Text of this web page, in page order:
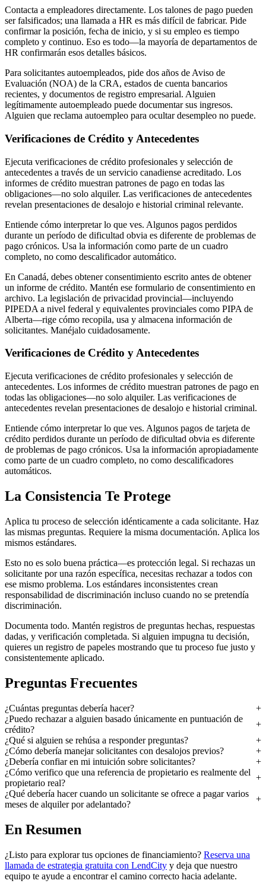
Contacta a empleadores directamente. Los talones de pago pueden
ser falsificados; una llamada a HR es más difícil de fabricar. Pide
confirmar la posición, fecha de inicio, y si su empleo es tiempo
completo y continuo. Eso es todo—la mayoría de departamentos de
HR confirmarán esos detalles básicos.
Para solicitantes autoempleados, pide dos años de Aviso de
Evaluación (NOA) de la CRA, estados de cuenta bancarios
recientes, y documentos de registro empresarial. Alguien
legítimamente autoempleado puede documentar sus ingresos.
Alguien que reclama autoempleo para ocultar desempleo no puede.
Verificaciones de Crédito y Antecedentes
Ejecuta verificaciones de crédito profesionales y selección de
antecedentes a través de un servicio canadiense acreditado. Los
informes de crédito muestran patrones de pago en todas las
obligaciones—no solo alquiler. Las verificaciones de antecedentes
revelan presentaciones de desalojo e historial criminal relevante.
Entiende cómo interpretar lo que ves. Algunos pagos perdidos
durante un período de dificultad obvia es diferente de problemas de
pago crónicos. Usa la información como parte de un cuadro
completo, no como descalificador automático.
En Canadá, debes obtener consentimiento escrito antes de obtener
un informe de crédito. Mantén ese formulario de consentimiento en
archivo. La legislación de privacidad provincial—incluyendo
PIPEDA a nivel federal y equivalentes provinciales como PIPA de
Alberta—rige cómo recopila, usa y almacena información de
solicitantes. Manéjalo cuidadosamente.
Verificaciones de Crédito y Antecedentes
Ejecuta verificaciones de crédito profesionales y selección de
antecedentes. Los informes de crédito muestran patrones de pago en
todas las obligaciones—no solo alquiler. Las verificaciones de
antecedentes revelan presentaciones de desalojo e historial criminal.
Entiende cómo interpretar lo que ves. Algunos pagos de tarjeta de
crédito perdidos durante un período de dificultad obvia es diferente
de problemas de pago crónicos. Usa la información apropiadamente
como parte de un cuadro completo, no como descalificadores
automáticos.
La Consistencia Te Protege
Aplica tu proceso de selección idénticamente a cada solicitante. Haz
las mismas preguntas. Requiere la misma documentación. Aplica los
mismos estándares.
Esto no es solo buena práctica—es protección legal. Si rechazas un
solicitante por una razón específica, necesitas rechazar a todos con
ese mismo problema. Los estándares inconsistentes crean
responsabilidad de discriminación incluso cuando no se pretendía
discriminación.
Documenta todo. Mantén registros de preguntas hechas, respuestas
dadas, y verificación completada. Si alguien impugna tu decisión,
quieres un registro de papeles mostrando que tu proceso fue justo y
consistentemente aplicado.
Preguntas Frecuentes
¿Cuántas preguntas debería hacer?
¿Puedo rechazar a alguien basado únicamente en puntuación de
crédito?
¿Qué si alguien se rehúsa a responder preguntas?
¿Cómo debería manejar solicitantes con desalojos previos?
¿Debería confiar en mi intuición sobre solicitantes?
¿Cómo verifico que una referencia de propietario es realmente del
propietario real?
¿Qué debería hacer cuando un solicitante se ofrece a pagar varios
meses de alquiler por adelantado?
En Resumen
¿Listo para explorar tus opciones de financiamiento? Reserva una
llamada de estrategia gratuita con LendCity y deja que nuestro
equipo te ayude a encontrar el camino correcto hacia adelante.